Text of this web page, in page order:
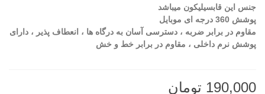
جنس این قابسیلیکون میباشد
پوشش 360 درجه ای موبایل
مقاوم در برابر ضربه ، دسترسی آسان به درگاه ها ، انعطاف پذیر ، دارای
پوشش نرم داخلی ، مقاوم در برابر خط و خش
190,000 تومان